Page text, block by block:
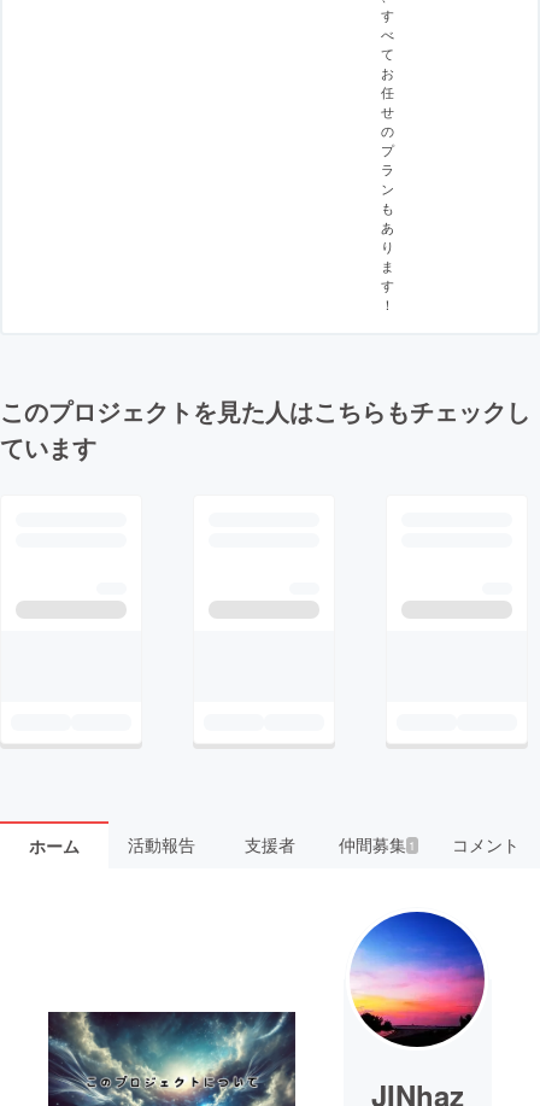
す
べ
て
お
任
せ
の
プ
ラ
ン
も
あ
り
ま
す
！
このプロジェクトを見た人はこちらもチェックし
ています
ホーム 活動報告 支援者 仲間募集 1 コメント
JINhaz